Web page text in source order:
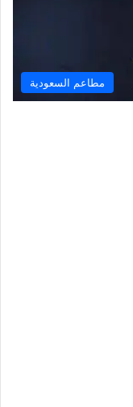
مطاعم السعودية